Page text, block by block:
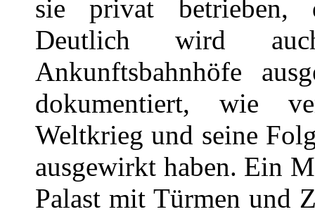
sie privat betrieben,
Deutlich wird
Ankunftsbahnhöfe
dokumentiert, wie
Weltkrieg und seine
ausgewirkt haben. Ein
Palast mit Türmen und